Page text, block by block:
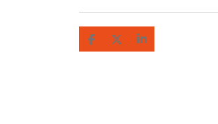
D
e
D
e
S
h